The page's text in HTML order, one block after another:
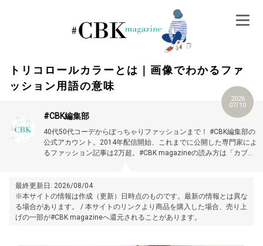
トリコロールカラーとは｜画像でわかるファ
ッション用語の意味
2026
07/10
#CBK編集部
40代50代コーデからぽっちゃりファッションまで！ #CBK編集部の
公式アカウント。2014年配信開始、これまでに公開した専門家によ
るファッション記事は2万超。#CBK magazineの読み方は「カブキ
最終更新日: 2026/08/04
※本サイトの情報は作成（更新）日時点のものです。最新の情報とは異な
る場合があります。 / 本サイトのリンクより商品を購入した場合、売り上
げの一部が#CBK magazineへ還元されることがあります。